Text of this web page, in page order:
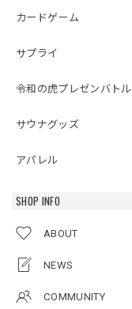
カードゲーム
サプライ
令和の虎プレゼンバトル
サウナグッズ
アパレル
SHOP INFO
ABOUT
NEWS
COMMUNITY